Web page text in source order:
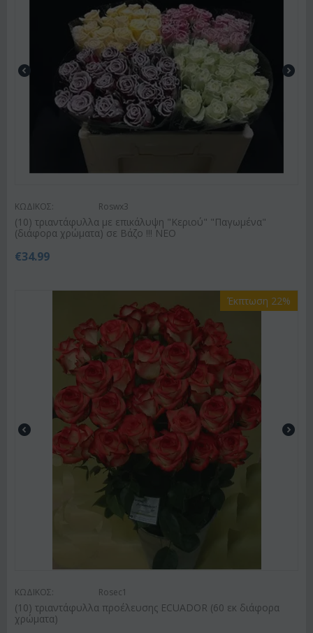
ΚΩΔΙΚΟΣ: Roswx3
(10) τριαντάφυλλα με επικάλυψη "Κεριού" "Παγωμένα"
(διάφορα χρώματα) σε Βάζο !!! ΝΕΟ
€34.99
Έκπτωση 22%
ΚΩΔΙΚΟΣ: Rosec1
(10) τριαντάφυλλα προέλευσης ECUADOR (60 εκ διάφορα
χρώματα)